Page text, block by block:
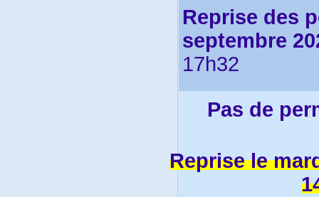
Reprise des
septembre
17h32
Pas de
Reprise le